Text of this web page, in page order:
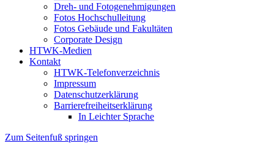
Dreh- und Fotogenehmigungen
Fotos Hochschulleitung
Fotos Gebäude und Fakultäten
Corporate Design
HTWK-Medien
Kontakt
HTWK-Telefonverzeichnis
Impressum
Datenschutzerklärung
Barrierefreiheitserklärung
In Leichter Sprache
Zum Seitenfuß springen